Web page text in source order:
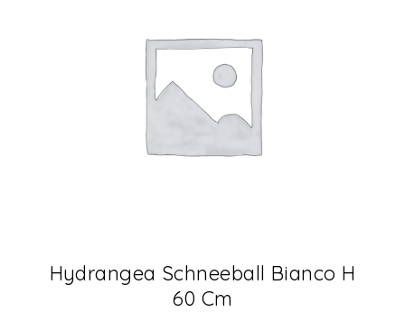
Hydrangea Schneeball Bianco H
60 Cm